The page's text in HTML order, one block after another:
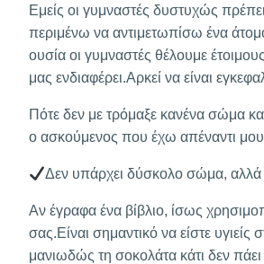
Εμείς οι γυμναστές δυστυχώς
περιμένω να αντιμετωπίσω ένα
ουσία οι γυμναστές θέλουμε
μας ενδιαφέρει.Αρκεί να είναι
Πότε δεν με τρόμαξε κανένα σώμα
ο ασκούμενος που έχω απέναντι
Δεν υπάρχει δύσκολο σώμα,
Αν έγραφα ένα βίβλιο, ίσως
σας.Είναι σημαντικό να είστε
μανιωδώς τη σοκολάτα κάτι δεν